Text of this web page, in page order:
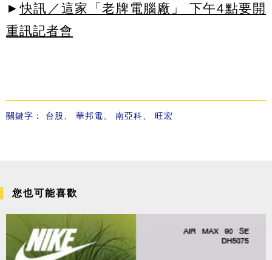
► 快訊／這家「老牌電腦廠」 下午4點要開
重訊記者會
關鍵字： 台股 華邦電 南亞科 旺宏
您也可能喜歡